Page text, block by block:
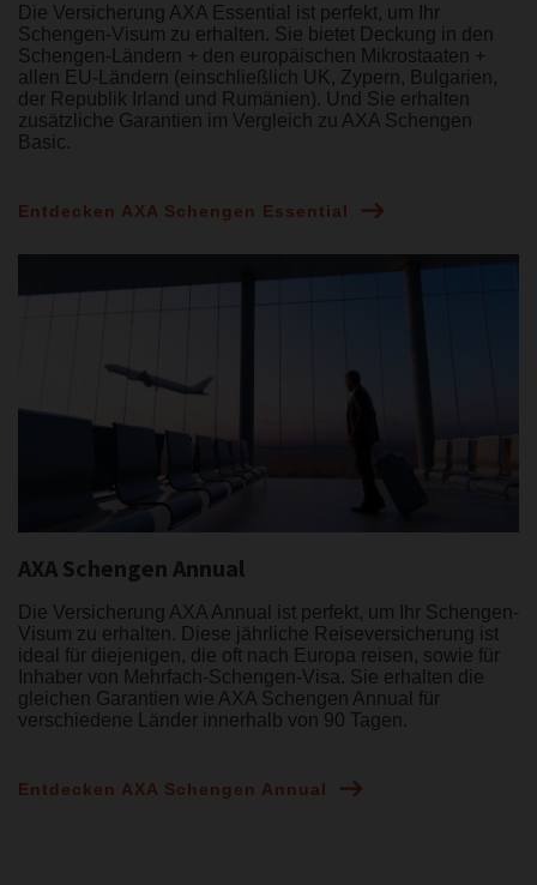
Die Versicherung AXA Essential ist perfekt, um Ihr
Schengen-Visum zu erhalten. Sie bietet Deckung in den
Schengen-Ländern + den europäischen Mikrostaaten +
allen EU-Ländern (einschließlich UK, Zypern, Bulgarien,
der Republik Irland und Rumänien). Und Sie erhalten
zusätzliche Garantien im Vergleich zu AXA Schengen
Basic.
Entdecken AXA Schengen Essential
AXA Schengen Annual
Die Versicherung AXA Annual ist perfekt, um Ihr Schengen-
Visum zu erhalten. Diese jährliche Reiseversicherung ist
ideal für diejenigen, die oft nach Europa reisen, sowie für
Inhaber von Mehrfach-Schengen-Visa. Sie erhalten die
gleichen Garantien wie AXA Schengen Annual für
verschiedene Länder innerhalb von 90 Tagen.
Entdecken AXA Schengen Annual